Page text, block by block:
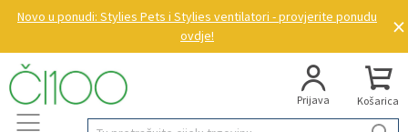
Novo u ponudi: Stylies Pets i Stylies ventilatori - provjerite ponudu
ovdje!
×
Prijava Košarica